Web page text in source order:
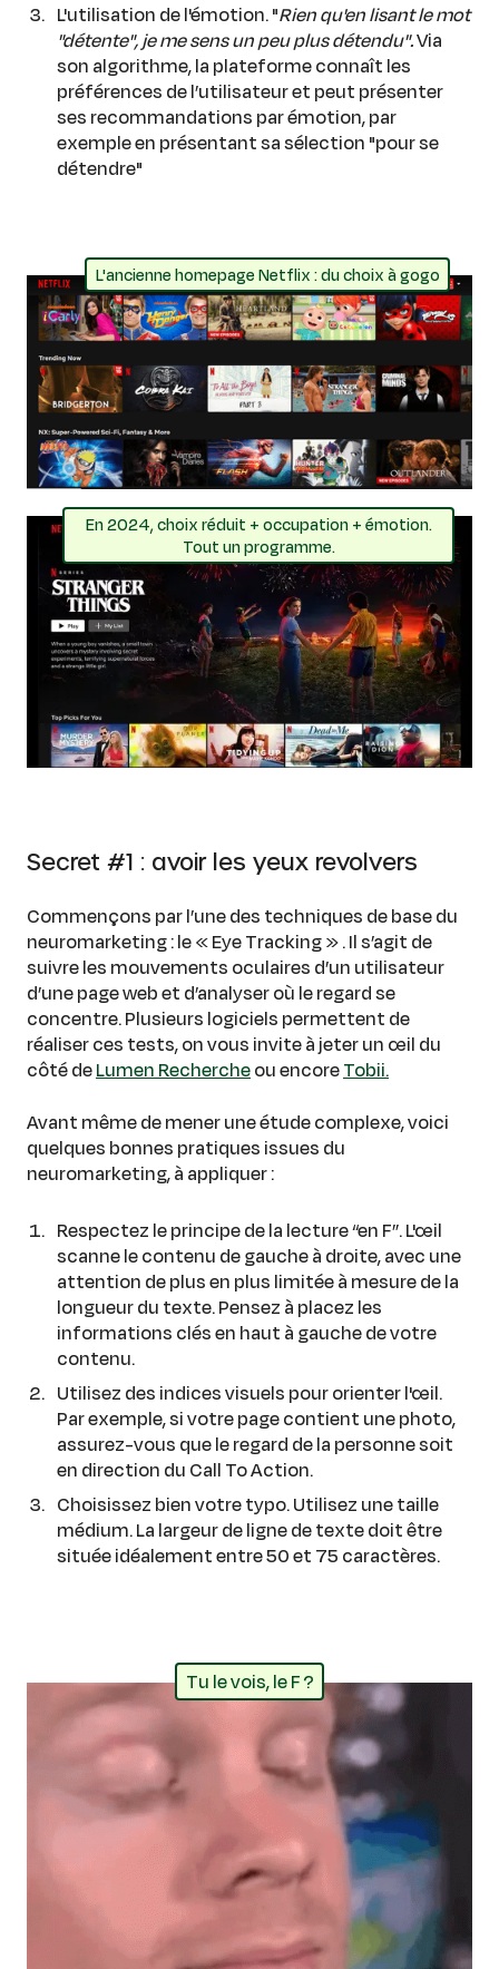
L'utilisation de l'émotion. "Rien qu'en lisant le mot
"détente", je me sens un peu plus détendu".Via
son algorithme, la plateforme connaît les
préférences de l’utilisateur et peut présenter
ses recommandations par émotion, par
exemple en présentant sa sélection "pour se
détendre"
L'ancienne homepage Netflix : du choix à gogo
En 2024, choix réduit + occupation + émotion.
Tout un programme.
Secret #1 : avoir les yeux revolvers
Commençons par l’une des techniques de base du
neuromarketing : le « Eye Tracking » . Il s’agit de
suivre les mouvements oculaires d’un utilisateur
d’une page web et d’analyser où le regard se
concentre. Plusieurs logiciels permettent de
réaliser ces tests, on vous invite à jeter un œil du
côté deLumen Rechercheou encoreTobii.
Avant même de mener une étude complexe, voici
quelques bonnes pratiques issues du
neuromarketing, à appliquer :
Respectez le principe de la lecture “en F”. L'œil
scanne le contenu de gauche à droite, avec une
attention de plus en plus limitée à mesure de la
longueur du texte. Pensez à placez les
informations clés en haut à gauche de votre
contenu.
Utilisez des indices visuels pour orienter l'œil.
Par exemple, si votre page contient une photo,
assurez-vous que le regard de la personne soit
en direction du Call To Action.
Choisissez bien votre typo. Utilisez une taille
médium. La largeur de ligne de texte doit être
située idéalement entre 50 et 75 caractères.
Tu le vois, le F ?